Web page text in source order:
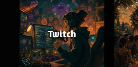
Twitch